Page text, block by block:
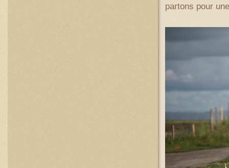
partons pour